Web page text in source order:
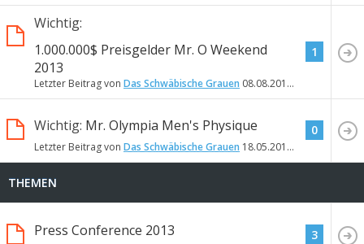
Wichtig:
1.000.000$ Preisgelder Mr. O Weekend
2013
Letzter Beitrag von Das Schwäbische Grauen 08.08.2013
1
Wichtig: Mr. Olympia Men's Physique
Letzter Beitrag von Das Schwäbische Grauen 18.05.2013
0
THEMEN
Press Conference 2013 3